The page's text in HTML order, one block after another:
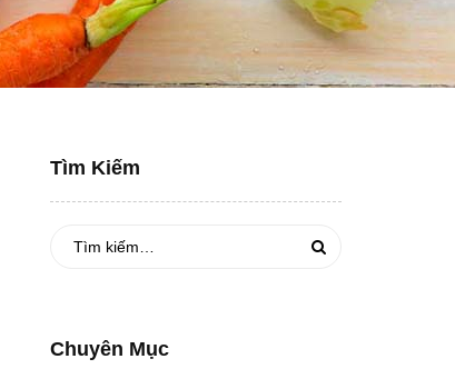
Tìm Kiếm
Chuyên Mục